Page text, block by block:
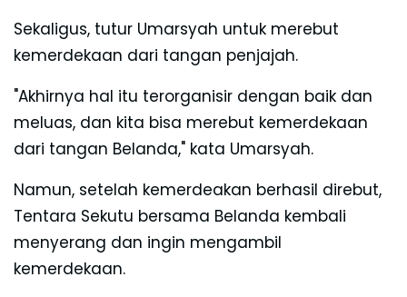
Sekaligus, tutur Umarsyah untuk merebut
kemerdekaan dari tangan penjajah.
"Akhirnya hal itu terorganisir dengan baik dan
meluas, dan kita bisa merebut kemerdekaan
dari tangan Belanda," kata Umarsyah.
Namun, setelah kemerdeakan berhasil direbut,
Tentara Sekutu bersama Belanda kembali
menyerang dan ingin mengambil
kemerdekaan.